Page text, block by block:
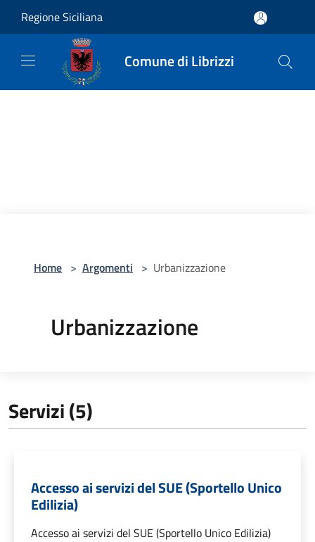
Regione Siciliana
Comune di Librizzi
Home > Argomenti > Urbanizzazione
Urbanizzazione
Servizi (5)
Accesso ai servizi del SUE (Sportello Unico
Edilizia)
Accesso ai servizi del SUE (Sportello Unico Edilizia)